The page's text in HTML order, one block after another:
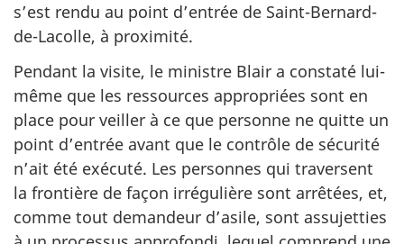
s’est rendu au point d’entrée de Saint-Bernard-
de-Lacolle, à proximité.
Pendant la visite, le ministre Blair a constaté lui-
même que les ressources appropriées sont en
place pour veiller à ce que personne ne quitte un
point d’entrée avant que le contrôle de sécurité
n’ait été exécuté. Les personnes qui traversent
la frontière de façon irrégulière sont arrêtées, et,
comme tout demandeur d’asile, sont assujetties